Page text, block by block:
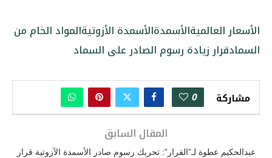
الأسعار العالميةالأسمدةالأسمدة الأزوتيةالمواد الخام من
السمادقرار زيادة رسوم الصادر على السماد
مشاركة 0
المقال السابق
عبدالحكيم عطوة لـ”القرار”: تحريك رسوم صادر الأسمدة الآزوتية قرار